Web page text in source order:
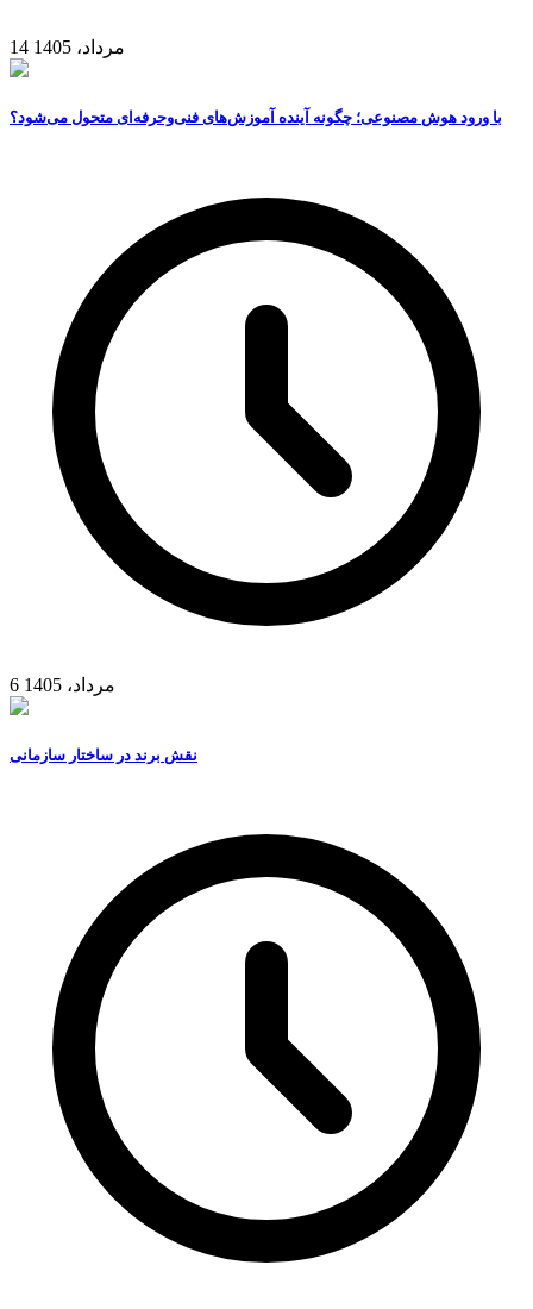
14 مرداد، 1405
با ورود هوش مصنوعی؛ چگونه آینده آموزش‌های فنی‌وحرفه‌ای متحول می‌شود؟
6 مرداد، 1405
نقش برند در ساختار سازمانی